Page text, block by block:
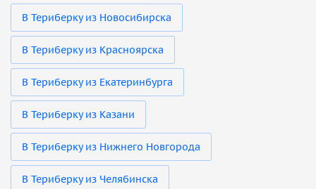
В Териберку из Новосибирска
В Териберку из Красноярска
В Териберку из Екатеринбурга
В Териберку из Казани
В Териберку из Нижнего Новгорода
В Териберку из Челябинска